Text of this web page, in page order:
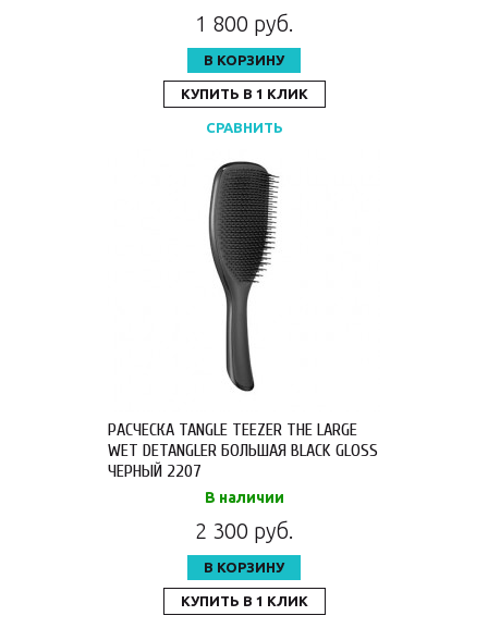
1 800 руб.
В КОРЗИНУ
КУПИТЬ В 1 КЛИК
СРАВНИТЬ
РАСЧЕСКА TANGLE TEEZER THE LARGE
WET DETANGLER БОЛЬШАЯ BLACK GLOSS
ЧЕРНЫЙ 2207
В наличии
2 300 руб.
В КОРЗИНУ
КУПИТЬ В 1 КЛИК